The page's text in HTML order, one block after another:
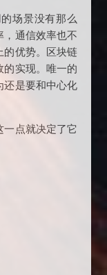
，通信效率也不
的优势。区块链
的实现。唯一的
还是要和中心化
一点就决定了它